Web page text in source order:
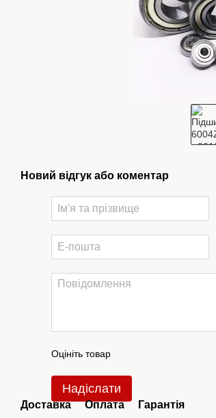
Новий відгук або коментар
Оцініть товар
Надіслати
Доставка Оплата Гарантія